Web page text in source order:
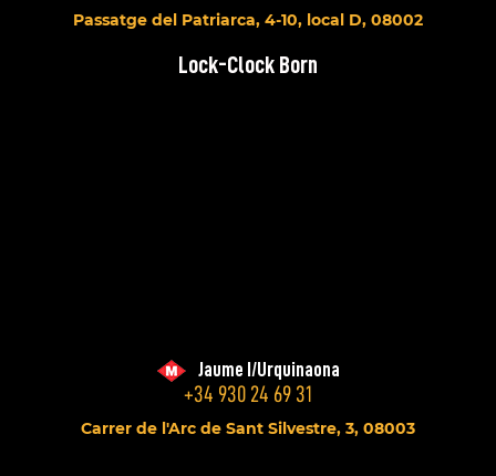
Passatge del Patriarca, 4-10, local D, 08002
Lock-Clock Born
Jaume I/Urquinaona
+34 930 24 69 31
Carrer de l'Arc de Sant Silvestre, 3, 08003